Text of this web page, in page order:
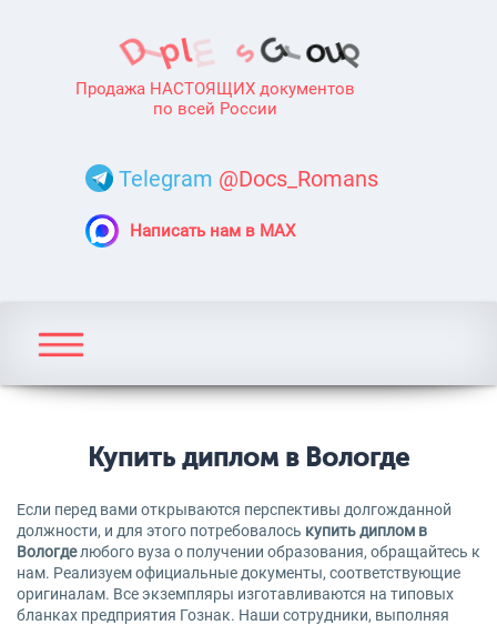
Продажа НАСТОЯЩИХ документов
по всей России
Telegram @Docs_Romans
Написать нам в MAX
Купить диплом в Вологде
Если перед вами открываются перспективы долгожданной
должности, и для этого потребовалось купить диплом в
Вологделюбого вуза о получении образования, обращайтесь к
нам. Реализуем официальные документы, соответствующие
оригиналам. Все экземпляры изготавливаются на типовых
бланках предприятия Гознак. Наши сотрудники, выполняя